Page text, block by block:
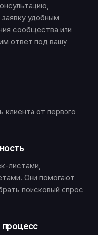
удобным
сообщества или
ответ под вашу
клиента от первого
листами,
Они помогают
поисковый спрос
процесс